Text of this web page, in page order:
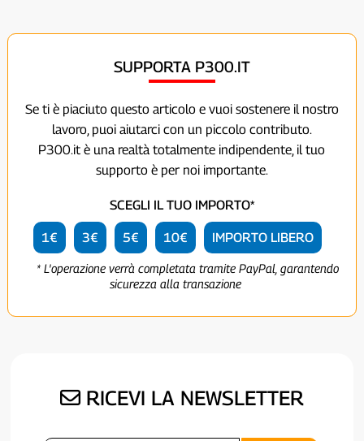
SUPPORTA P300.IT
Se ti è piaciuto questo articolo e vuoi sostenere il nostro
lavoro, puoi aiutarci con un piccolo contributo.
P300.it è una realtà totalmente indipendente, il tuo
supporto è per noi importante.
SCEGLI IL TUO IMPORTO*
1€ 3€ 5€ 10€ IMPORTO LIBERO
* L'operazione verrà completata tramite PayPal, garantendo
sicurezza alla transazione
RICEVI LA NEWSLETTER